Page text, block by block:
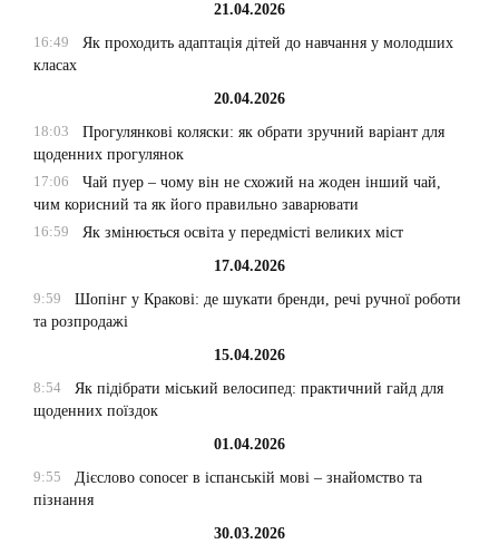
21.04.2026
16:49
Як проходить адаптація дітей до навчання у молодших
класах
20.04.2026
18:03
Прогулянкові коляски: як обрати зручний варіант для
щоденних прогулянок
17:06
Чай пуер – чому він не схожий на жоден інший чай,
чим корисний та як його правильно заварювати
16:59
Як змінюється освіта у передмісті великих міст
17.04.2026
9:59
Шопінг у Кракові: де шукати бренди, речі ручної роботи
та розпродажі
15.04.2026
8:54
Як підібрати міський велосипед: практичний гайд для
щоденних поїздок
01.04.2026
9:55
Дієслово conocer в іспанській мові – знайомство та
пізнання
30.03.2026